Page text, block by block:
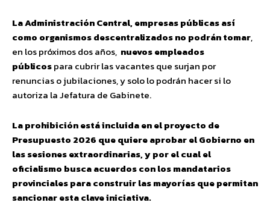
La Administración Central, empresas públicas así
como organismos descentralizados no podrán tomar,
en los próximos dos años, nuevos empleados
públicospara cubrir las vacantes que surjan por
renuncias o jubilaciones, y solo lo podrán hacer si lo
autoriza la Jefatura de Gabinete.
La prohibición está incluida en el proyecto de
Presupuesto 2026 que quiere aprobar el Gobierno en
las sesiones extraordinarias, y por el cual el
oficialismo busca acuerdos con los mandatarios
provinciales para construir las mayorías que permitan
sancionar esta clave iniciativa.